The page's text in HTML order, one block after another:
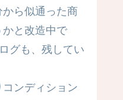
ら似通った商
と改造中で
グも、残してい
ンディション